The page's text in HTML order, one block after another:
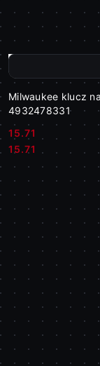
Milwaukee klucz
4932478331
Cena:
15.71
Cena:
15.71